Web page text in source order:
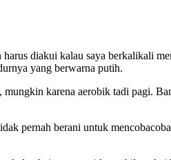
diakui kalau saya berkalikali
yang berwarna putih.
karena aerobik tadi pagi.
pernah berani untuk